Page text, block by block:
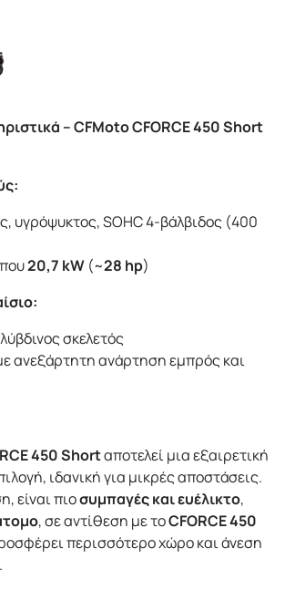
– CFMoto CFORCE 450 Short
υγρόψυκτος, SOHC 4-βάλβιδος (400
20,7 kW (~28 hp)
σκελετός
ανεξάρτητη ανάρτηση εμπρός και
450 Shortαποτελεί μια εξαιρετική
ιδανική για μικρές αποστάσεις.
είναι πιοσυμπαγές και ευέλικτο,
, σε αντίθεση με τοCFORCE 450
περισσότερο χώρο και άνεση